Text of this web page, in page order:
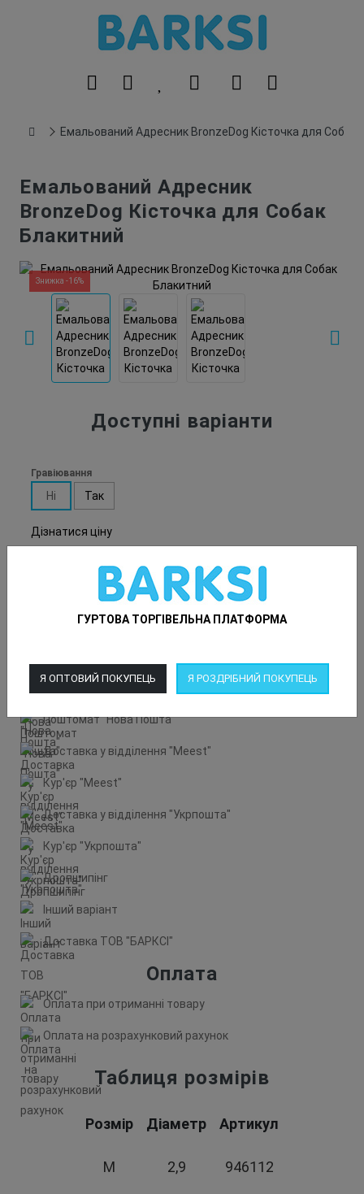
ГУРТОВА ТОРГІВЕЛЬНА ПЛАТФОРМА
Я ОПТОВИЙ ПОКУПЕЦЬ Я РОЗДРІБНИЙ ПОКУПЕЦЬ
Емальований Адресник BronzeDog Кісточка для Собак
Емальований Адресник
BronzeDog Кісточка для Собак
Блакитний
Знижка -16%
Доступні варіанти
Гравіювання
Ні Так
Дізнатися ціну
+ Купити
Доставка
Кур'єр "Нова Пошта"
Поштомат "Нова Пошта"
Доставка у відділення "Meest"
Кур'єр "Meest"
Доставка у відділення "Укрпошта"
Кур'єр "Укрпошта"
Дропшипінг
Інший варіант
Доставка ТОВ "БАРКСІ"
Оплата
Оплата при отриманні товару
Оплата на розрахунковий рахунок
Таблиця розмірів
Розмір Діаметр Артикул
М 2,9 946112